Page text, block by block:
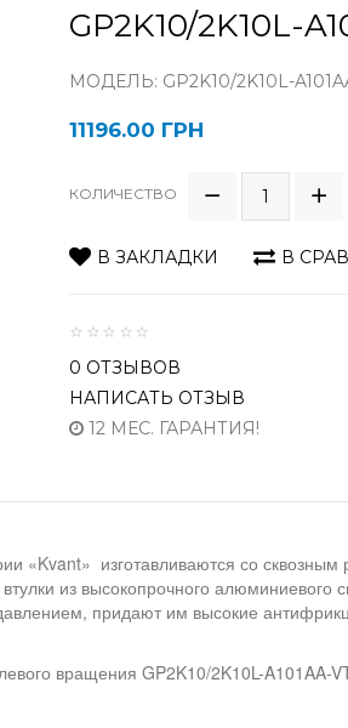
GP2K10/2K10L-
МОДЕЛЬ: GP2K10/2K10L-
11196.00 ГРН
КОЛИЧЕСТВО
В ЗАКЛАДКИ В
0 ОТЗЫВОВ
НАПИСАТЬ ОТЗЫВ
12 МЕС. ГАРАНТИЯ!
«Kvant» изготавливаются со
из высокопрочного алюминиевого
придают им высокие
вращения GP2K10/2K10L-A101AA-